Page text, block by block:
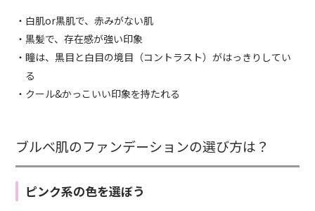
・白肌or黒肌で、赤みがない肌
・黒髪で、存在感が強い印象
・瞳は、黒目と白目の境目（コントラスト）がはっきりしてい
る
・クール&かっこいい印象を持たれる
ブルベ肌のファンデーションの選び方は？
ピンク系の色を選ぼう